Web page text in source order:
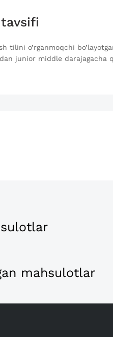
tilini o’rganmoqchi
junior middle darajagacha
mahsulotlar